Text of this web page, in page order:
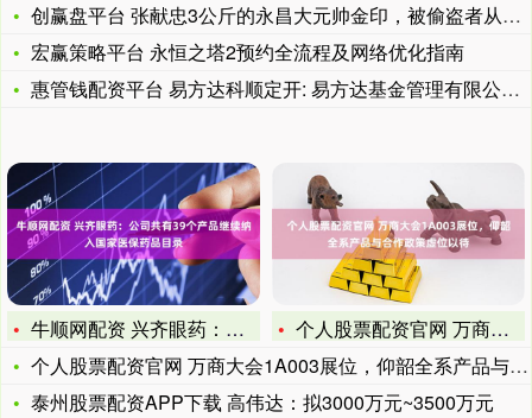
创赢盘平台 张献忠3公斤的永昌大元帅金印，被偷盗者从80万卖
宏赢策略平台 永恒之塔2预约全流程及网络优化指南
惠管钱配资平台 易方达科顺定开: 易方达基金管理有限公司关于
牛顺网配资 兴齐眼药：公司共有39个产品继续纳入国家医保药品
个人股票配资官网 万商大会1A003展位，仰韶全系产品与合作
个人股票配资官网 万商大会1A003展位，仰韶全系产品与合作
泰州股票配资APP下载 高伟达：拟3000万元~3500万元